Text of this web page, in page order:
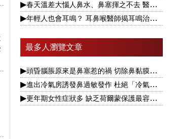
春天溫差大惱人鼻水、鼻塞揮之不去 醫揭根本解決之道
年輕人也會耳鳴？ 耳鼻喉醫師揭耳鳴治療要視為慢性病
最多人瀏覽文章
頭昏腦脹原來是鼻塞惹的禍 切除鼻黏膜可改善
進出冷氣房誘發鼻過敏發作 杜絕「冷氣病」醫揭1療法
更年期女性症狀多 缺乏荷爾蒙保護最容易引發眩暈